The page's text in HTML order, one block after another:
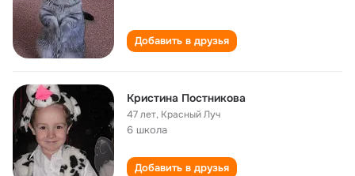
Добавить в друзья
Кристина Постникова
47 лет, Красный Луч
6 школа
Добавить в друзья